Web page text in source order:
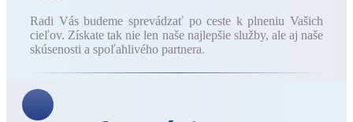
Radi Vás budeme sprevádzať po ceste k plneniu Vašich
cieľov. Získate tak nie len naše najlepšie služby, ale aj naše
skúsenosti a spoľahlivého partnera.